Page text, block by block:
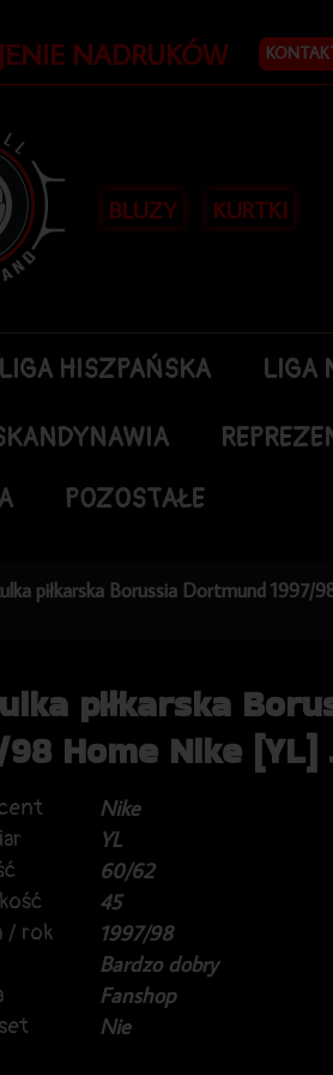
NADRUKÓW
BLUZY KURTKI
LIGA HISZPAŃSKA LIGA
POZOSTAŁE
piłkarska Borussia Dortmund 1997/
piłkarska
98 Home Nike [YL]
Nike
YL
60/62
45
/ rok
1997/98
Bardzo dobry
Fanshop
Nie